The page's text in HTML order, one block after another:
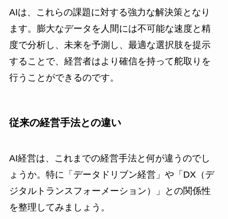
AIは、これらの課題に対する強力な解決策となり
ます。膨大なデータを人間には不可能な速度と精
度で分析し、未来を予測し、最適な選択肢を提示
することで、経営者はより確信を持って舵取りを
行うことができるのです。
従来の経営手法との違い
AI経営は、これまでの経営手法と何が違うのでし
ょうか。特に「データドリブン経営」や「DX（デ
ジタルトランスフォーメーション）」との関係性
を整理してみましょう。